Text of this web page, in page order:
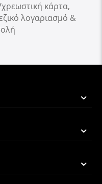
κάρτα,
λογαριασμό &